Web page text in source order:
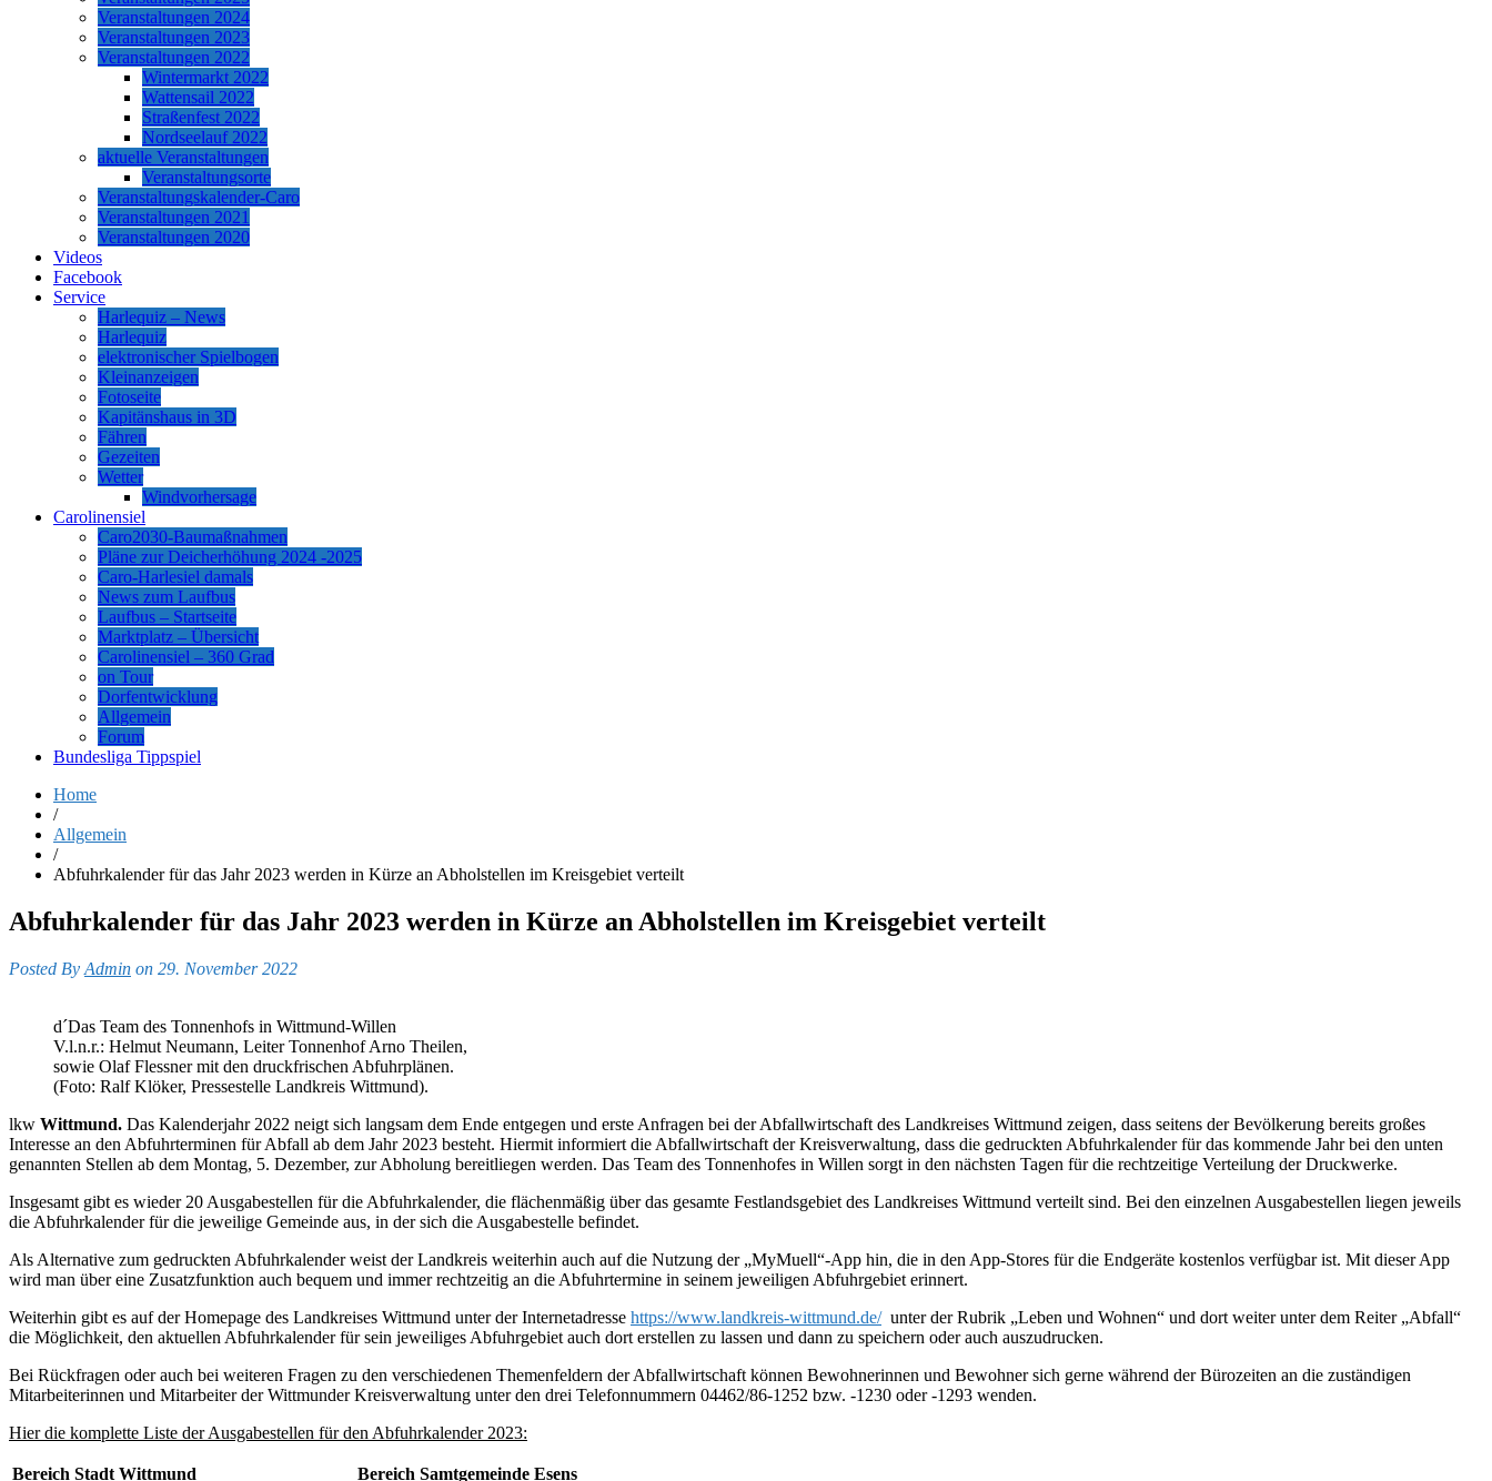
Veranstaltungen 2024
Veranstaltungen 2023
Veranstaltungen 2022
Wintermarkt 2022
Wattensail 2022
Straßenfest 2022
Nordseelauf 2022
aktuelle Veranstaltungen
Veranstaltungsorte
Veranstaltungskalender-Caro
Veranstaltungen 2021
Veranstaltungen 2020
Videos
Facebook
Service
Harlequiz – News
Harlequiz
elektronischer Spielbogen
Kleinanzeigen
Fotoseite
Kapitänshaus in 3D
Fähren
Gezeiten
Wetter
Windvorhersage
Carolinensiel
Caro2030-Baumaßnahmen
Pläne zur Deicherhöhung 2024 -2025
Caro-Harlesiel damals
News zum Laufbus
Laufbus – Startseite
Marktplatz – Übersicht
Carolinensiel – 360 Grad
on Tour
Dorfentwicklung
Allgemein
Forum
Bundesliga Tippspiel
Home
/
Allgemein
/
Abfuhrkalender für das Jahr 2023 werden in Kürze an Abholstellen im Kreisgebiet verteilt
Abfuhrkalender für das Jahr 2023 werden in Kürze an Abholstellen im Kreisgebiet verteilt
Posted By Admin on 29. November 2022
d´Das Team des Tonnenhofs in Wittmund-Willen
V.l.n.r.: Helmut Neumann, Leiter Tonnenhof Arno Theilen,
sowie Olaf Flessner mit den druckfrischen Abfuhrplänen.
(Foto: Ralf Klöker, Pressestelle Landkreis Wittmund).
lkw Wittmund. Das Kalenderjahr 2022 neigt sich langsam dem Ende entgegen und erste Anfragen bei der Abfallwirtschaft des Landkreises Wittmund zeigen, dass seitens der Bevölkerung bereits großes
Interesse an den Abfuhrterminen für Abfall ab dem Jahr 2023 besteht. Hiermit informiert die Abfallwirtschaft der Kreisverwaltung, dass die gedruckten Abfuhrkalender für das kommende Jahr bei den unten
genannten Stellen ab dem Montag, 5. Dezember, zur Abholung bereitliegen werden. Das Team des Tonnenhofes in Willen sorgt in den nächsten Tagen für die rechtzeitige Verteilung der Druckwerke.
Insgesamt gibt es wieder 20 Ausgabestellen für die Abfuhrkalender, die flächenmäßig über das gesamte Festlandsgebiet des Landkreises Wittmund verteilt sind. Bei den einzelnen Ausgabestellen liegen jeweils
die Abfuhrkalender für die jeweilige Gemeinde aus, in der sich die Ausgabestelle befindet.
Als Alternative zum gedruckten Abfuhrkalender weist der Landkreis weiterhin auch auf die Nutzung der „MyMuell“-App hin, die in den App-Stores für die Endgeräte kostenlos verfügbar ist. Mit dieser App
wird man über eine Zusatzfunktion auch bequem und immer rechtzeitig an die Abfuhrtermine in seinem jeweiligen Abfuhrgebiet erinnert.
Weiterhin gibt es auf der Homepage des Landkreises Wittmund unter der Internetadresse https://www.landkreis-wittmund.de/unter der Rubrik „Leben und Wohnen“ und dort weiter unter dem Reiter „Abfall“
die Möglichkeit, den aktuellen Abfuhrkalender für sein jeweiliges Abfuhrgebiet auch dort erstellen zu lassen und dann zu speichern oder auch auszudrucken.
Bei Rückfragen oder auch bei weiteren Fragen zu den verschiedenen Themenfeldern der Abfallwirtschaft können Bewohnerinnen und Bewohner sich gerne während der Bürozeiten an die zuständigen
Mitarbeiterinnen und Mitarbeiter der Wittmunder Kreisverwaltung unter den drei Telefonnummern 04462/86-1252 bzw. -1230 oder -1293 wenden.
Hier die komplette Liste der Ausgabestellen für den Abfuhrkalender 2023:
Bereich Stadt Wittmund
Bereich Samtgemeinde Esens